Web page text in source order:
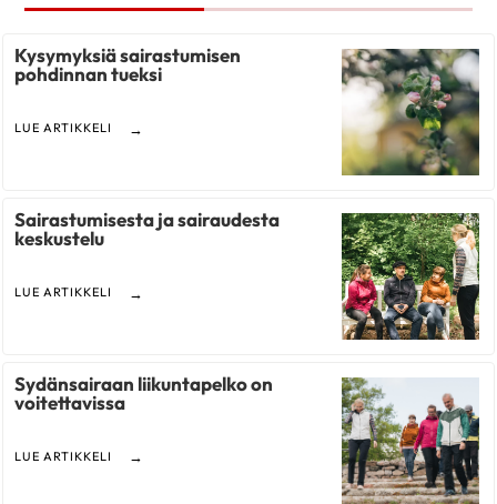
Kysymyksiä sairastumisen
pohdinnan tueksi
LUE ARTIKKELI
Sairastumisesta ja sairaudesta
keskustelu
LUE ARTIKKELI
Sydänsairaan liikuntapelko on
voitettavissa
LUE ARTIKKELI